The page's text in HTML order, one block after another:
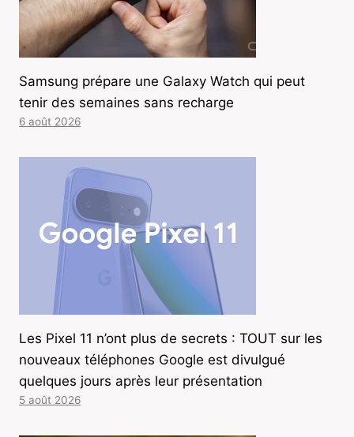
Samsung prépare une Galaxy Watch qui peut
tenir des semaines sans recharge
6 août 2026
Les Pixel 11 n’ont plus de secrets : TOUT sur les
nouveaux téléphones Google est divulgué
quelques jours après leur présentation
5 août 2026